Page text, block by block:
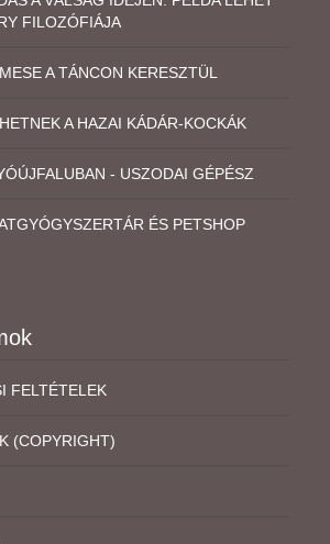
FILOZÓFIÁJA
A TÁNCON KERESZTÜL
A HAZAI KÁDÁR-KOCKÁK
- USZODAI GÉPÉSZ
ÉS PETSHOP
FELTÉTELEK
(COPYRIGHT)